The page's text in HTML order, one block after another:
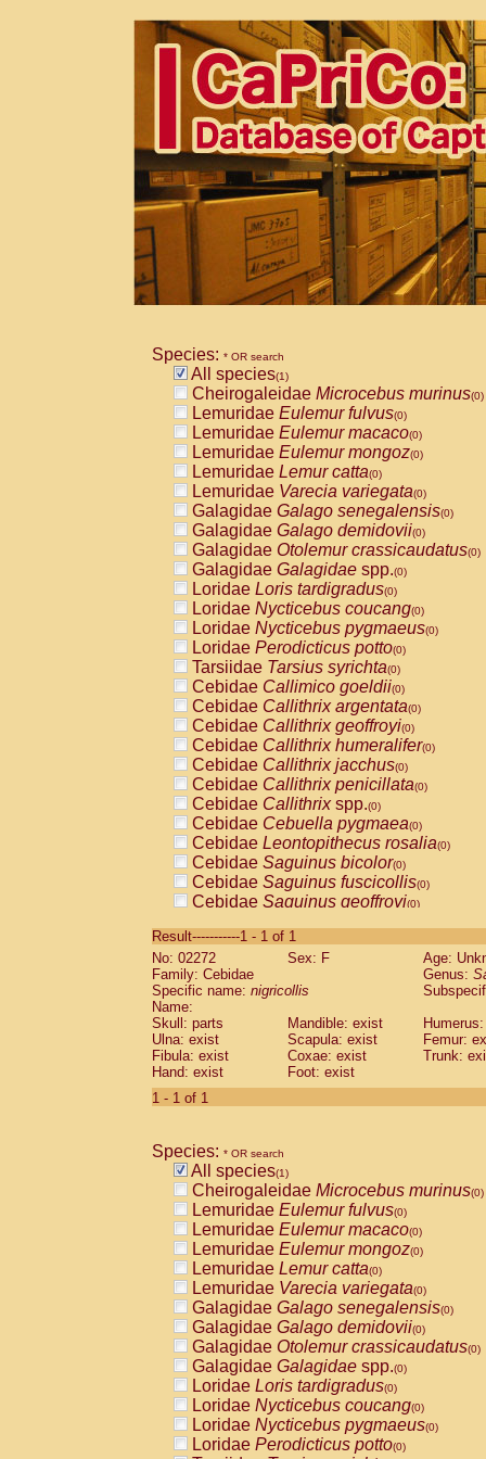
Species: * OR search
All species(1)
Cheirogaleidae Microcebus murinus(0)
Lemuridae Eulemur fulvus(0)
Lemuridae Eulemur macaco(0)
Lemuridae Eulemur mongoz(0)
Lemuridae Lemur catta(0)
Lemuridae Varecia variegata(0)
Galagidae Galago senegalensis(0)
Galagidae Galago demidovii(0)
Galagidae Otolemur crassicaudatus(0)
Galagidae Galagidae spp.(0)
Loridae Loris tardigradus(0)
Loridae Nycticebus coucang(0)
Loridae Nycticebus pygmaeus(0)
Loridae Perodicticus potto(0)
Tarsiidae Tarsius syrichta(0)
Cebidae Callimico goeldii(0)
Cebidae Callithrix argentata(0)
Cebidae Callithrix geoffroyi(0)
Cebidae Callithrix humeralifer(0)
Cebidae Callithrix jacchus(0)
Cebidae Callithrix penicillata(0)
Cebidae Callithrixspp.(0)
Cebidae Cebuella pygmaea(0)
Cebidae Leontopithecus rosalia(0)
Cebidae Saguinus bicolor(0)
Cebidae Saguinus fuscicollis(0)
Cebidae Saguinus geoffroyi(0)
CebidaeSaguinus labiatus(0)
Cebidae Saguinus leucopus (0)
Cebidae
CebidaeSaguinus mystax
Cebidae Saguinus nigricollis (1)
Cebidae Saguinus oedipus
Cebidae Saguinus weddelli
Cebidae Saguinusspp.
Cebidae
CebidaeCebus capucinus
CebidaeCebus nigrivittatus
CebidaeCebus spp.(0)
CebidaeSaimiri boliviensis(0)
CebidaeSaimiri sciureus(0)
AtelidaeAlouatta caraya(0)
AtelidaeAlouatta fusca(0)
AtelidaeAlouatta seniculus(0)
AtelidaeAlouattaspp.(0)
AtelidaeAteles belzebuth(0)
AtelidaeAteles geoffroyi(0)
AtelidaeAteles paniscus(0)
AtelidaeAtelesspp.(0)
AtelidaeLagothrix lagothricha(0)
AtelidaeLagothrix lagothricha cana
PitheciidaeCacajao calvus
Result-----------1 - 1 of 1
No: 02272
Sex: F
Age:
Family: Cebidae
Genus:
Specific name: nigricollis
Name:
Skull: parts
Mandible: exist
Ulna: exist
Scapula: exist
Femur:
Fibula: exist
Coxae: exist
Trunk:
Hand: exist
Foot: exist
1 - 1 of 1
Species: * OR search
All species(1)
Cheirogaleidae Microcebus murinus(0)
Lemuridae Eulemur fulvus(0)
Lemuridae Eulemur macaco(0)
Lemuridae Eulemur mongoz(0)
Lemuridae Lemur catta(0)
Lemuridae Varecia variegata(0)
Galagidae Galago senegalensis(0)
Galagidae Galago demidovii(0)
Galagidae Otolemur crassicaudatus(0)
Galagidae Galagidae spp.(0)
Loridae Loris tardigradus(0)
Loridae Nycticebus coucang(0)
Loridae Nycticebus pygmaeus(0)
Loridae Perodicticus potto(0)